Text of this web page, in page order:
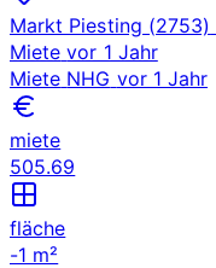
Markt Piesting (2753)
Miete vor 1 Jahr
Miete NHG vor 1 Jahr
miete
505.69
fläche
-1 m²